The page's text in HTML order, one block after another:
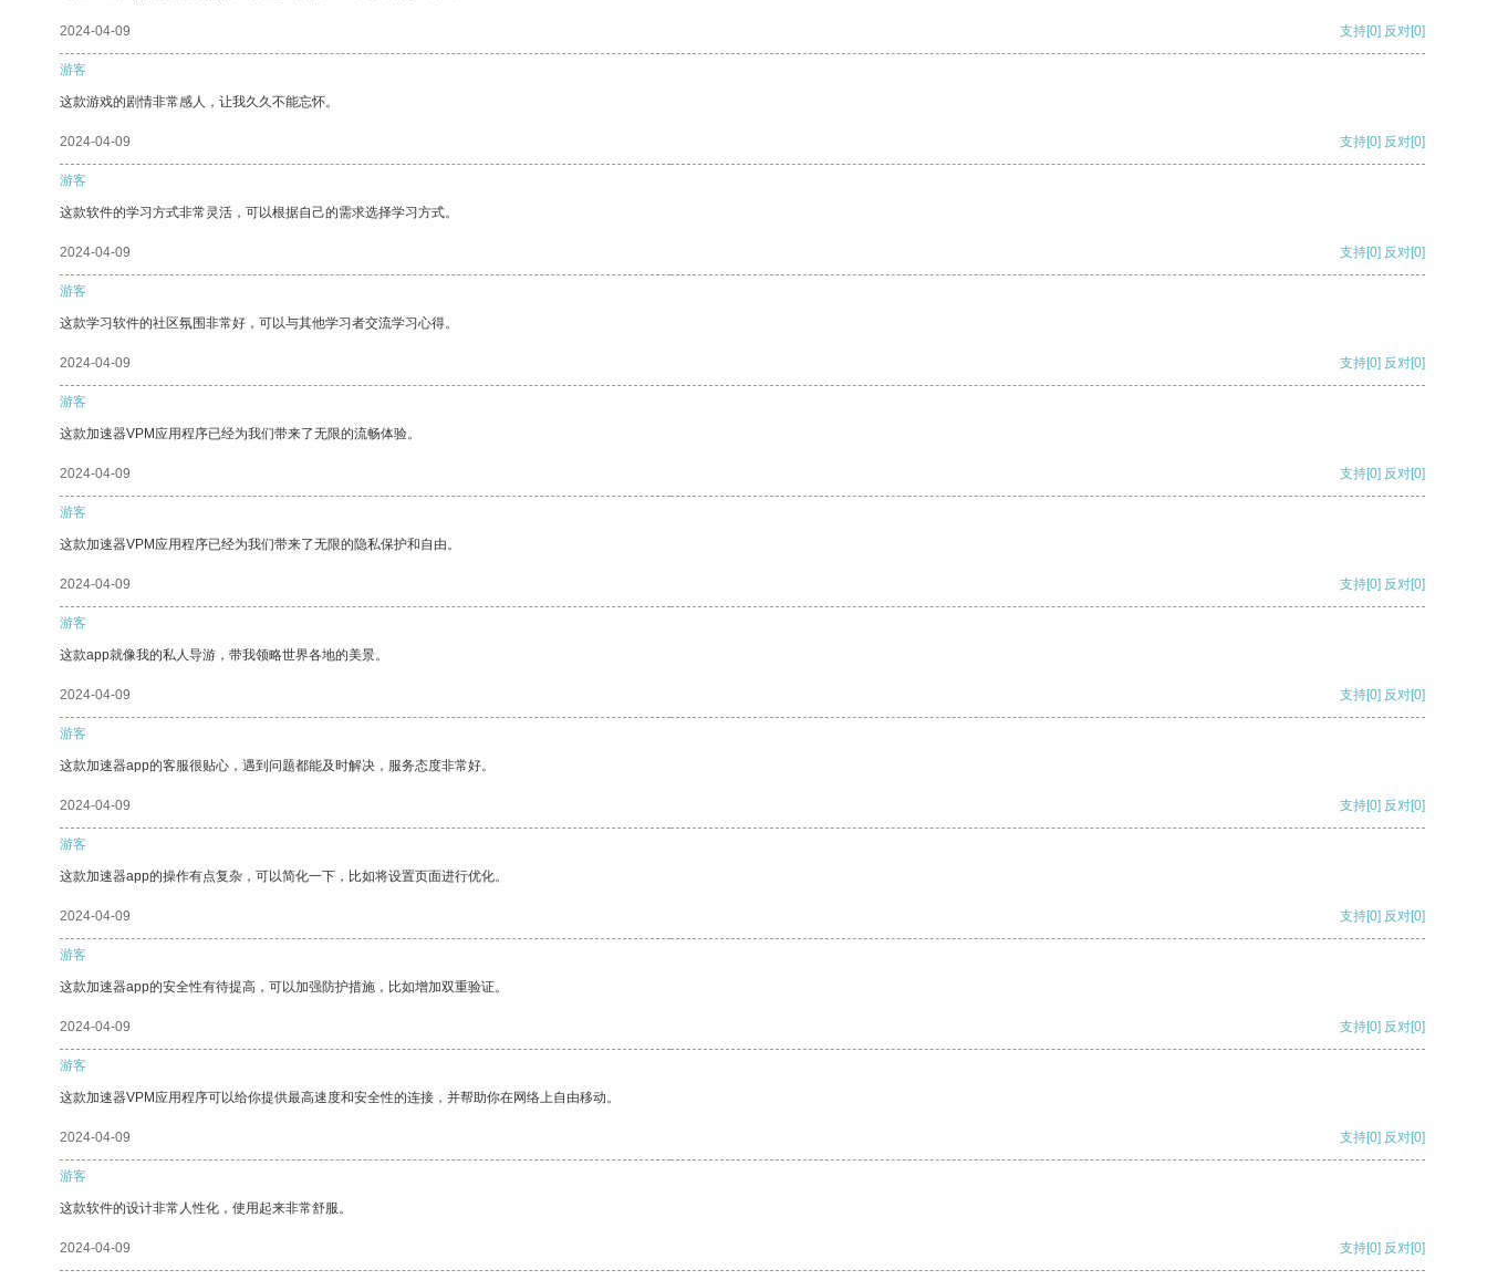
2024-04-09 支持[0] 反对[0]
游客
这款游戏的剧情非常感人，让我久久不能忘怀。
2024-04-09 支持[0] 反对[0]
游客
这款软件的学习方式非常灵活，可以根据自己的需求选择学习方式。
2024-04-09 支持[0] 反对[0]
游客
这款学习软件的社区氛围非常好，可以与其他学习者交流学习心得。
2024-04-09 支持[0] 反对[0]
游客
这款加速器VPM应用程序已经为我们带来了无限的流畅体验。
2024-04-09 支持[0] 反对[0]
游客
这款加速器VPM应用程序已经为我们带来了无限的隐私保护和自由。
2024-04-09 支持[0] 反对[0]
游客
这款app就像我的私人导游，带我领略世界各地的美景。
2024-04-09 支持[0] 反对[0]
游客
这款加速器app的客服很贴心，遇到问题都能及时解决，服务态度非常好。
2024-04-09 支持[0] 反对[0]
游客
这款加速器app的操作有点复杂，可以简化一下，比如将设置页面进行优化。
2024-04-09 支持[0] 反对[0]
游客
这款加速器app的安全性有待提高，可以加强防护措施，比如增加双重验证。
2024-04-09 支持[0] 反对[0]
游客
这款加速器VPM应用程序可以给你提供最高速度和安全性的连接，并帮助你在网络上自由移动。
2024-04-09 支持[0] 反对[0]
游客
这款软件的设计非常人性化，使用起来非常舒服。
2024-04-09 支持[0] 反对[0]